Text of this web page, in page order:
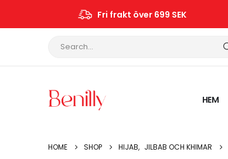
Fri frakt över 699 SEK
HEM
HOME SHOP HIJAB, JILBAB OCH KHIMAR